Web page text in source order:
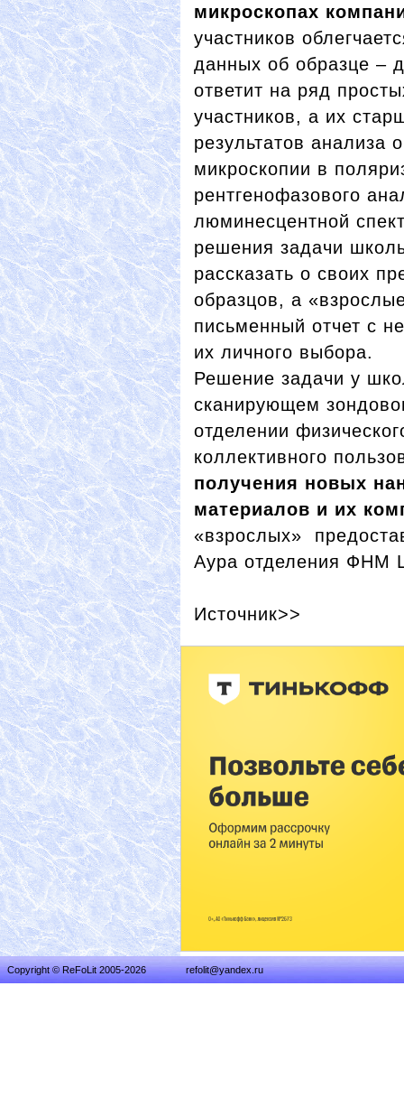
микроскопах
участников
данных об образце –
ответит на ряд
участников, а их
результатов анализа
микроскопии в
рентгенофазового
люминесцентной
решения задачи
рассказать о своих
образцов, а
письменный отчет с
их личного выбора.
Решение задачи у
сканирующем
отделении
коллективного
получения новых
материалов и их
«взрослых»
Аура отделения ФНМ
Источник>>
Copyright © ReFoLit 2005-2026 refolit@yandex.ru